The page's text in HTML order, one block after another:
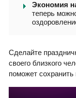
Экономия
теперь
Сделайте
своего близкого
поможет сохранить